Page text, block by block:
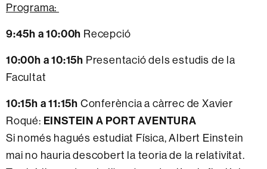
Programa:
9:45h a 10:00h Recepció
10:00h a 10:15h Presentació dels estudis de la
Facultat
10:15h a 11:15h Conferència a càrrec de Xavier
Roqué: EINSTEIN A PORT AVENTURA
Si només hagués estudiat Física, Albert Einstein
mai no hauria descobert la teoria de la relativitat.